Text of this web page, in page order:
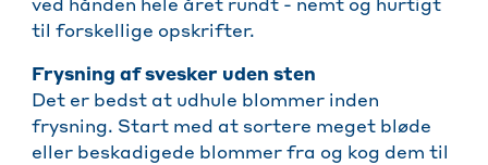
ved hånden hele året rundt - nemt og hurtigt
til forskellige opskrifter.
Frysning af svesker uden sten
Det er bedst at udhule blommer inden
frysning. Start med at sortere meget bløde
eller beskadigede blommer fra og kog dem til